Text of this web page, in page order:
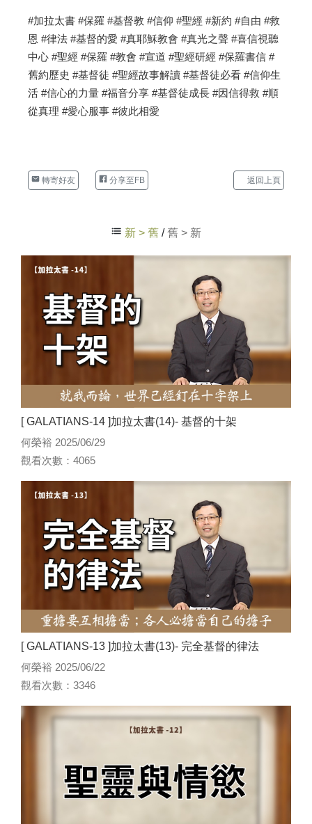
#加拉太書 #保羅 #基督教 #信仰 #聖經 #新約 #自由 #救
恩 #律法 #基督的愛 #真耶穌教會 #真光之聲 #喜信視聽
中心 #聖經 #保羅 #教會 #宣道 #聖經研經 #保羅書信 #
舊約歷史 #基督徒 #聖經故事解讀 #基督徒必看 #信仰生
活 #信心的力量 #福音分享 #基督徒成長 #因信得救 #順
從真理 #愛心服事 #彼此相愛
轉寄好友 分享至FB 返回上頁
新 > 舊 /舊 > 新
[ GALATIANS-14 ]加拉太書(14)- 基督的十架
何榮裕 2025/06/29
觀看次數：4065
[ GALATIANS-13 ]加拉太書(13)- 完全基督的律法
何榮裕 2025/06/22
觀看次數：3346